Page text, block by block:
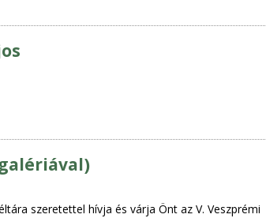
szeretettel hívja és várja Önt az V. Veszprémi